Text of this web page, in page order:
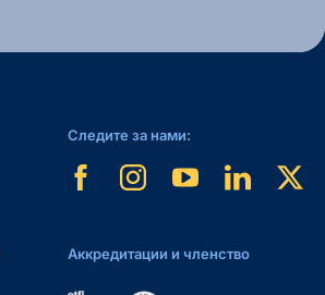
Следите за нами:
Аккредитации и членство